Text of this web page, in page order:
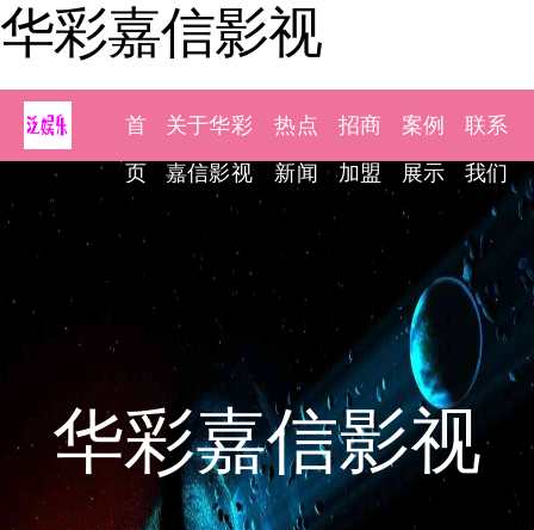
华彩嘉信影视
首
页
关于华彩
嘉信影视
热点
新闻
招商
加盟
案例
展示
联系
我们
华彩嘉信影视